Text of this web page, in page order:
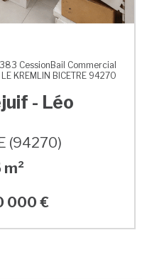
Lagrange
CessionBail Commercial
KREMLIN BICETRE 94270
- Léo
(94270)
000 €